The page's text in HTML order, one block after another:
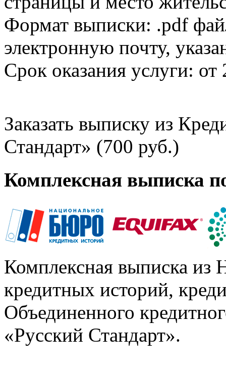
Формат выписки: .pdf
электронную почту,
Срок оказания услуги: от
Заказать выписку из
Стандарт» (700 руб.)
Комплексная выписка
Комплексная выписка из
кредитных историй,
Объединенного
«Русский Стандарт».